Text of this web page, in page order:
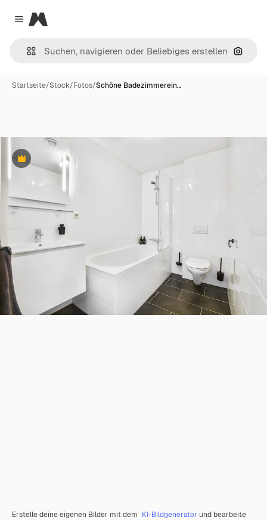
Close menu
Magnific
Nach
Startseite/Stock/Fotos/Schöne Badezimmerein…
Premium
Erstelle deine eigenen Bilder mit dem KI-Bildgenerator und bearbeite